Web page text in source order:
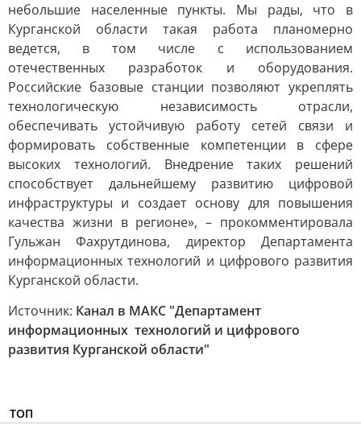
небольшие населенные пункты. Мы рады, что в
Курганской области такая работа планомерно
ведется, в том числе с использованием
отечественных разработок и оборудования.
Российские базовые станции позволяют укреплять
технологическую независимость отрасли,
обеспечивать устойчивую работу сетей связи и
формировать собственные компетенции в сфере
высоких технологий. Внедрение таких решений
способствует дальнейшему развитию цифровой
инфраструктуры и создает основу для повышения
качества жизни в регионе», – прокомментировала
Гульжан Фахрутдинова, директор Департамента
информационных технологий и цифрового развития
Курганской области.
Источник: Канал в МАКС "Департамент
информационных технологий и цифрового
развития Курганской области"
ТОП